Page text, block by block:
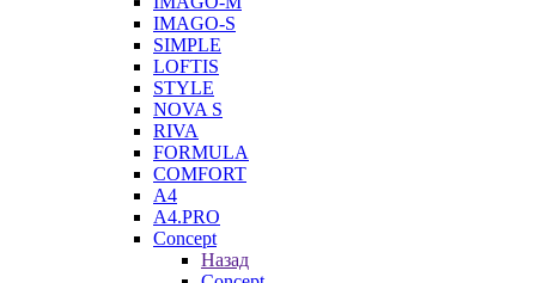
IMAGO-S
SIMPLE
LOFTIS
STYLE
NOVA S
RIVA
FORMULA
COMFORT
A4
A4.PRO
Concept
Назад